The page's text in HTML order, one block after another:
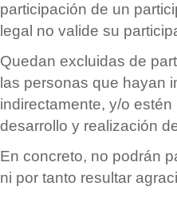
participación de un
legal no valide su
Quedan excluidas de
las personas que hayan
indirectamente, y/o estén
desarrollo y realización
En concreto, no podrán
ni por tanto resultar